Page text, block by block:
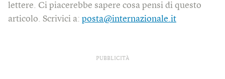
lettere. Ci piacerebbe sapere cosa pensi di questo
articolo. Scrivici a: posta@internazionale.it
PUBBLICITÀ